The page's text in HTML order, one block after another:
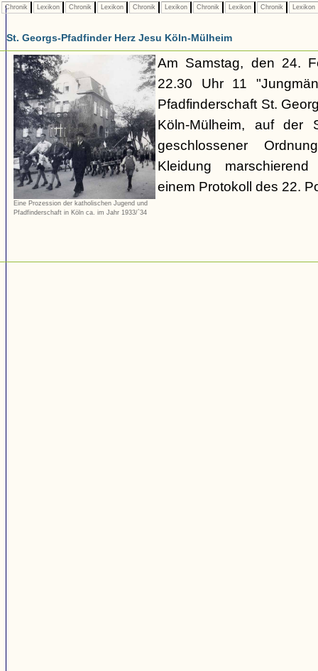
Chronik Lexikon Chronik Lexikon Chronik Lexikon Chronik Lexikon Chronik Lexikon
St. Georgs-Pfadfinder Herz Jesu Köln-Mülheim
Eine Prozession der katholischen Jugend und
Pfadfinderschaft in Köln ca. im Jahr 1933/`34
Am Samstag, den 24.
22.30 Uhr 11
Pfadfinderschaft St.
Köln-Mülheim, auf der
geschlossener
Kleidung
einem Protokoll des 22.